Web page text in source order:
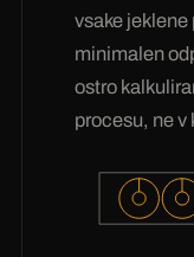
vrednost je v
stiskanj vemo,
in povedali
krilce.
vsake
minimalen
ostro
procesu, ne v